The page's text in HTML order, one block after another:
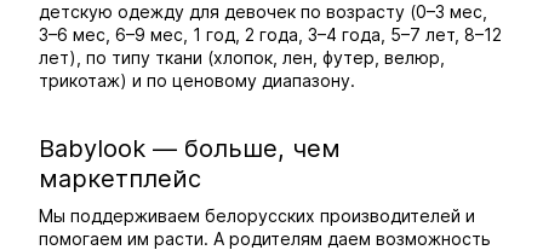
детскую одежду для девочек по возрасту (0–3 мес,
3–6 мес, 6–9 мес, 1 год, 2 года, 3–4 года, 5–7 лет, 8–12
лет), по типу ткани (хлопок, лен, футер, велюр,
трикотаж) и по ценовому диапазону.
Babylook — больше, чем
маркетплейс
Мы поддерживаем белорусских производителей и
помогаем им расти. А родителям даем возможность